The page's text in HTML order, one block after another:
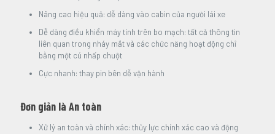
Nâng cao hiệu quả: dễ dàng vào cabin của người lái xe
Dễ dàng điều khiển máy tính trên bo mạch: tất cả thông tin
liên quan trong nháy mắt và các chức năng hoạt động chỉ
bằng một cú nhấp chuột
Cực nhanh: thay pin bên dễ vận hành
Đơn giản là An toàn
Xử lý an toàn và chính xác: thủy lực chính xác cao và động